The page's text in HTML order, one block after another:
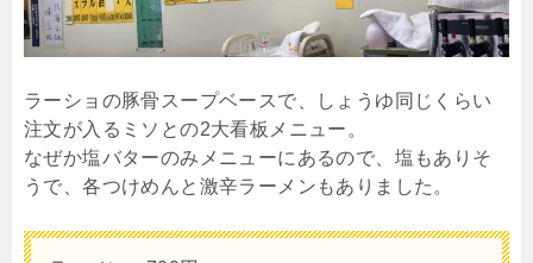
ラーショの豚骨スープベースで、しょうゆ同じくらい
注文が入るミソとの2大看板メニュー。
なぜか塩バターのみメニューにあるので、塩もありそ
うで、各つけめんと激辛ラーメンもありました。